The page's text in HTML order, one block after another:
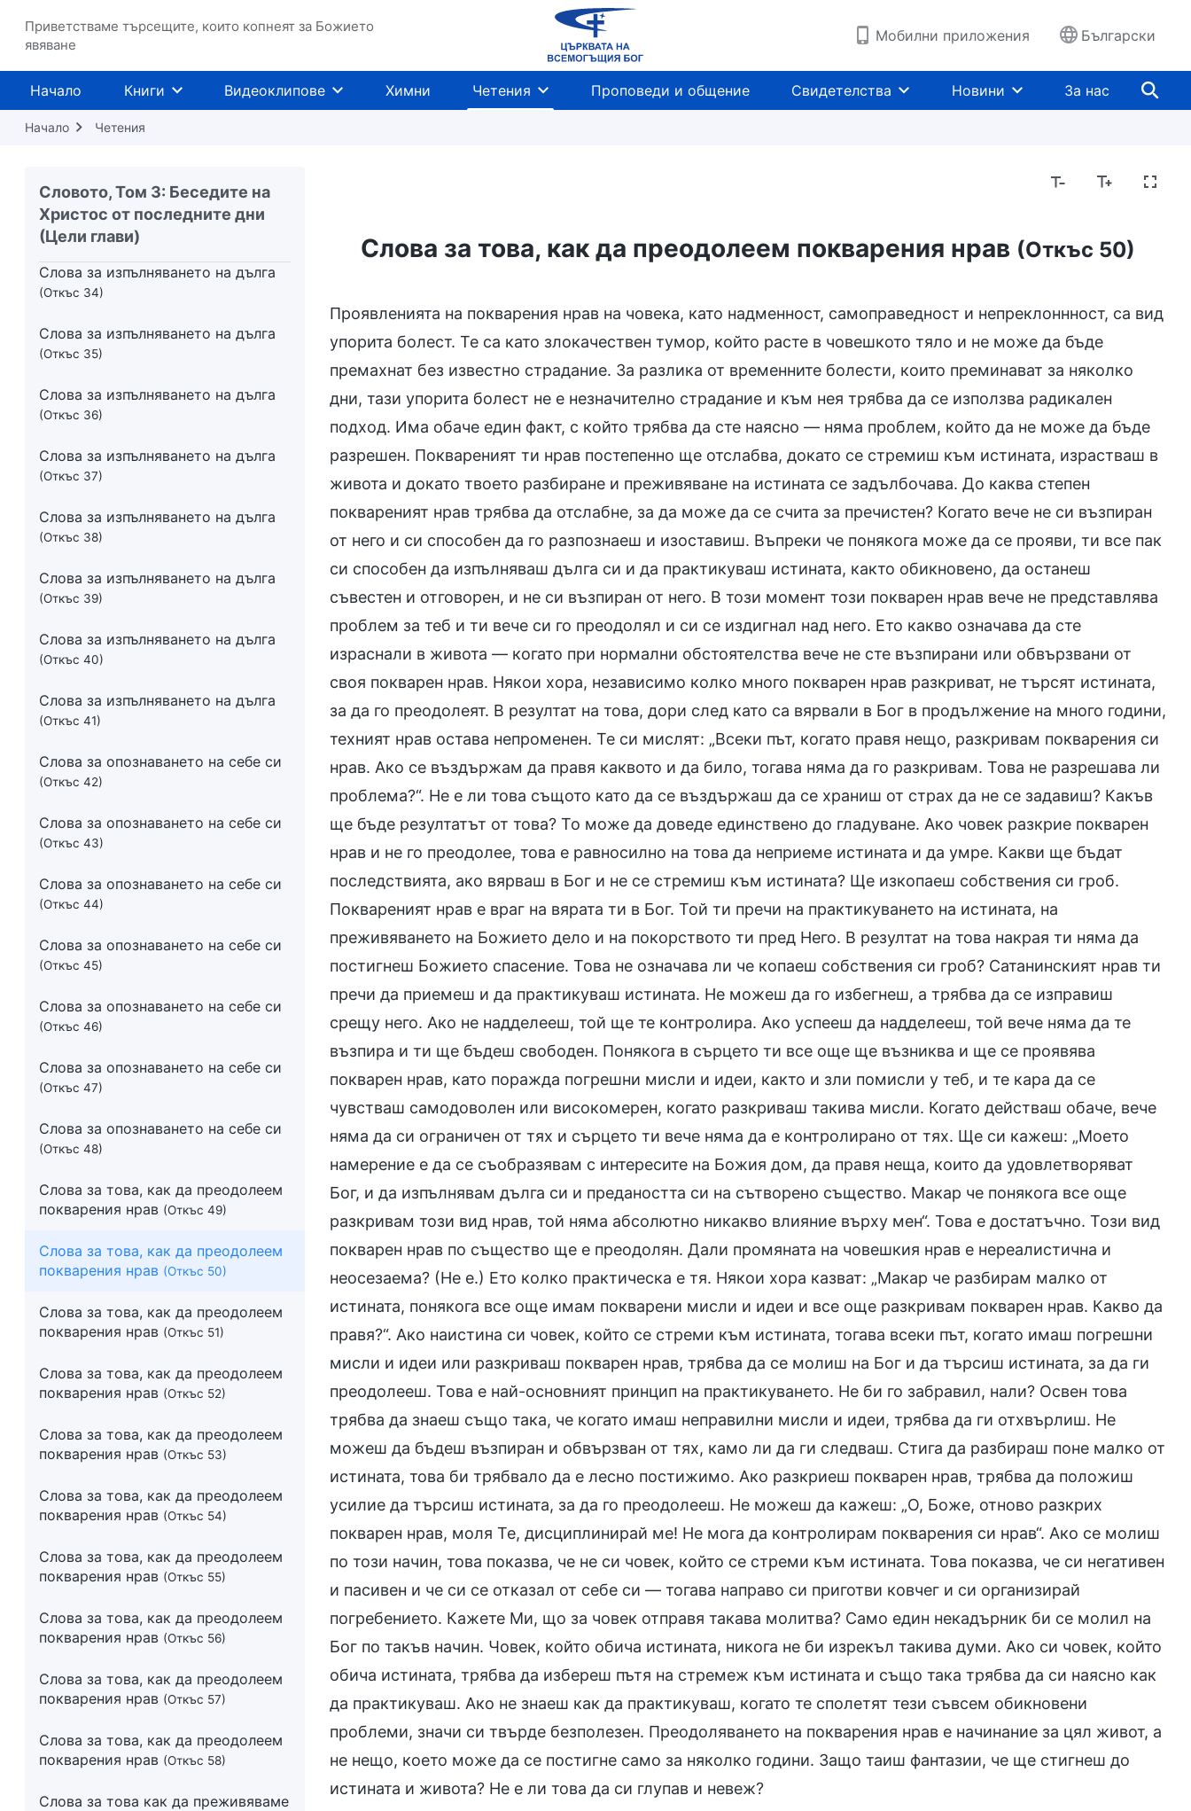
Приветстваме търсещите, които копнеят за Божието
явяване
Мобилни приложения Български
Начало Книги Видеоклипове Химни Четения Проповеди и общение Свидетелства Новини За нас
Начало Четения
Словото, Том 3: Беседите на
Христос от последните дни
(Цели глави)
Слова за изпълняването на дълга
(Откъс 30)
Слова за изпълняването на дълга
(Откъс 31)
Слова за изпълняването на дълга
(Откъс 33)
Слова за изпълняването на дълга
(Откъс 34)
Слова за изпълняването на дълга
(Откъс 35)
Слова за изпълняването на дълга
(Откъс 36)
Слова за изпълняването на дълга
(Откъс 37)
Слова за изпълняването на дълга
(Откъс 38)
Слова за изпълняването на дълга
(Откъс 39)
Слова за изпълняването на дълга
(Откъс 40)
Слова за изпълняването на дълга
(Откъс 41)
Слова за опознаването на себе си
(Откъс 42)
Слова за опознаването на себе си
(Откъс 43)
Слова за опознаването на себе си
(Откъс 44)
Слова за опознаването на себе си
(Откъс 45)
Слова за опознаването на себе си
(Откъс 46)
Слова за опознаването на себе си
(Откъс 47)
Слова за опознаването на себе си
(Откъс 48)
Слова за това, как да преодолеем
покварения нрав (Откъс 49)
Слова за това, как да преодолеем
покварения нрав (Откъс 50)
Слова за това, как да преодолеем
покварения нрав (Откъс 51)
Слова за това, как да преодолеем
покварения нрав (Откъс 52)
Слова за това, как да преодолеем
покварения нрав (Откъс 53)
Слова за това, как да преодолеем
покварения нрав (Откъс 54)
Слова за това, как да преодолеем
покварения нрав (Откъс 55)
Слова за това, как да преодолеем
покварения нрав (Откъс 56)
Слова за това, как да преодолеем
покварения нрав (Откъс 57)
Слова за това, как да преодолеем
покварения нрав (Откъс 58)
Слова за това как да преживяваме
Слова за това, как да преодолеем покварения нрав (Откъс 50)
Проявленията на покварения нрав на човека, като надменност, самоправедност и непреклоннност, са вид
упорита болест. Те са като злокачествен тумор, който расте в човешкото тяло и не може да бъде
премахнат без известно страдание. За разлика от временните болести, които преминават за няколко
дни, тази упорита болест не е незначително страдание и към нея трябва да се използва радикален
подход. Има обаче един факт, с който трябва да сте наясно — няма проблем, който да не може да бъде
разрешен. Поквареният ти нрав постепенно ще отслабва, докато се стремиш към истината, израстваш в
живота и докато твоето разбиране и преживяване на истината се задълбочава. До каква степен
поквареният нрав трябва да отслабне, за да може да се счита за пречистен? Когато вече не си възпиран
от него и си способен да го разпознаеш и изоставиш. Въпреки че понякога може да се прояви, ти все пак
си способен да изпълняваш дълга си и да практикуваш истината, както обикновено, да останеш
съвестен и отговорен, и не си възпиран от него. В този момент този покварен нрав вече не представлява
проблем за теб и ти вече си го преодолял и си се издигнал над него. Ето какво означава да сте
израснали в живота — когато при нормални обстоятелства вече не сте възпирани или обвързвани от
своя покварен нрав. Някои хора, независимо колко много покварен нрав разкриват, не търсят истината,
за да го преодолеят. В резултат на това, дори след като са вярвали в Бог в продължение на много години,
техният нрав остава непроменен. Те си мислят: „Всеки път, когато правя нещо, разкривам покварения си
нрав. Ако се въздържам да правя каквото и да било, тогава няма да го разкривам. Това не разрешава ли
проблема?“. Не е ли това същото като да се въздържаш да се храниш от страх да не се задавиш? Какъв
ще бъде резултатът от това? То може да доведе единствено до гладуване. Ако човек разкрие покварен
нрав и не го преодолее, това е равносилно на това да неприеме истината и да умре. Какви ще бъдат
последствията, ако вярваш в Бог и не се стремиш към истината? Ще изкопаеш собствения си гроб.
Поквареният нрав е враг на вярата ти в Бог. Той ти пречи на практикуването на истината, на
преживяването на Божието дело и на покорството ти пред Него. В резултат на това накрая ти няма да
постигнеш Божието спасение. Това не означава ли че копаеш собствения си гроб? Сатанинският нрав ти
пречи да приемеш и да практикуваш истината. Не можеш да го избегнеш, а трябва да се изправиш
срещу него. Ако не надделееш, той ще те контролира. Ако успееш да надделееш, той вече няма да те
възпира и ти ще бъдеш свободен. Понякога в сърцето ти все още ще възниква и ще се проявява
покварен нрав, като поражда погрешни мисли и идеи, както и зли помисли у теб, и те кара да се
чувстваш самодоволен или високомерен, когато разкриваш такива мисли. Когато действаш обаче, вече
няма да си ограничен от тях и сърцето ти вече няма да е контролирано от тях. Ще си кажеш: „Моето
намерение е да се съобразявам с интересите на Божия дом, да правя неща, които да удовлетворяват
Бог, и да изпълнявам дълга си и предаността си на сътворено същество. Макар че понякога все още
разкривам този вид нрав, той няма абсолютно никакво влияние върху мен“. Това е достатъчно. Този вид
покварен нрав по същество ще е преодолян. Дали промяната на човешкия нрав е нереалистична и
неосезаема? (Не е.) Ето колко практическа е тя. Някои хора казват: „Макар че разбирам малко от
истината, понякога все още имам покварени мисли и идеи и все още разкривам покварен нрав. Какво да
правя?“. Ако наистина си човек, който се стреми към истината, тогава всеки път, когато имаш погрешни
мисли и идеи или разкриваш покварен нрав, трябва да се молиш на Бог и да търсиш истината, за да ги
преодолееш. Това е най-основният принцип на практикуването. Не би го забравил, нали? Освен това
трябва да знаеш също така, че когато имаш неправилни мисли и идеи, трябва да ги отхвърлиш. Не
можеш да бъдеш възпиран и обвързван от тях, камо ли да ги следваш. Стига да разбираш поне малко от
истината, това би трябвало да е лесно постижимо. Ако разкриеш покварен нрав, трябва да положиш
усилие да търсиш истината, за да го преодолееш. Не можеш да кажеш: „О, Боже, отново разкрих
покварен нрав, моля Те, дисциплинирай ме! Не мога да контролирам покварения си нрав“. Ако се молиш
по този начин, това показва, че не си човек, който се стреми към истината. Това показва, че си негативен
и пасивен и че си се отказал от себе си — тогава направо си приготви ковчег и си организирай
погребението. Кажете Ми, що за човек отправя такава молитва? Само един некадърник би се молил на
Бог по такъв начин. Човек, който обича истината, никога не би изрекъл такива думи. Ако си човек, който
обича истината, трябва да избереш пътя на стремеж към истината и също така трябва да си наясно как
да практикуваш. Ако не знаеш как да практикуваш, когато те сполетят тези съвсем обикновени
проблеми, значи си твърде безполезен. Преодоляването на покварения нрав е начинание за цял живот, а
не нещо, което може да се постигне само за няколко години. Защо таиш фантазии, че ще стигнеш до
истината и живота? Не е ли това да си глупав и невеж?